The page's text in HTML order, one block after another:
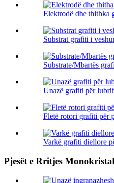
Elektrodë dhe thithka
Substrat grafiti i
Substrate/Mbartës
Unazë grafiti për
Fletë rotori grafiti për
Varkë grafiti diellore
Pjesët e Rritjes